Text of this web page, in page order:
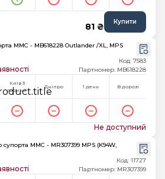
81 ₴ Купити
MMC - MB618228 Outlander /XL, MPS
Код: 7583
Партномер: MB618228
Київ 3
години
Дніпро 1 день В дорозі
Не доступний
MMC - MR307399 MPS (K94W,
Код: 11727
Партномер: MR307399